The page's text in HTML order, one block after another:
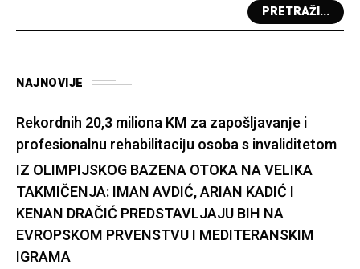
PRETRAŽI...
NAJNOVIJE
Rekordnih 20,3 miliona KM za zapošljavanje i
profesionalnu rehabilitaciju osoba s invaliditetom
IZ OLIMPIJSKOG BAZENA OTOKA NA VELIKA
TAKMIČENJA: IMAN AVDIĆ, ARIAN KADIĆ I
KENAN DRAČIĆ PREDSTAVLJAJU BIH NA
EVROPSKOM PRVENSTVU I MEDITERANSKIM
IGRAMA